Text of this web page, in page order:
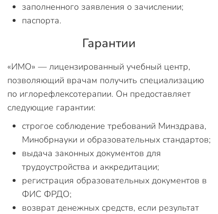
заполненного заявления о зачислении;
паспорта.
Гарантии
«ИМО» — лицензированный учебный центр,
позволяющий врачам получить специализацию
по иглорефлексотерапии. Он предоставляет
следующие гарантии:
строгое соблюдение требований Минздрава,
Минобрнауки и образовательных стандартов;
выдача законных документов для
трудоустройства и аккредитации;
регистрация образовательных документов в
ФИС ФРДО;
возврат денежных средств, если результат